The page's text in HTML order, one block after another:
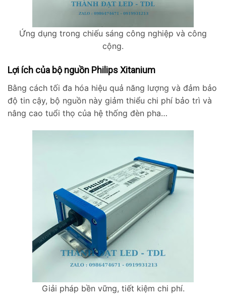
Ứng dụng trong chiếu sáng công nghiệp và công
cộng.
Lợi ích của bộ nguồn Philips Xitanium
Bằng cách tối đa hóa hiệu quả năng lượng và đảm bảo
độ tin cậy, bộ nguồn này giảm thiểu chi phí bảo trì và
nâng cao tuổi thọ của hệ thống đèn pha…
Giải pháp bền vững, tiết kiệm chi phí.